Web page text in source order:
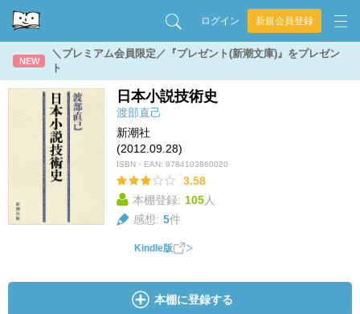
ログイン 新規会員登録
NEW
＼プレミアム会員限定／『プレゼント(新潮文庫)』をプレゼン
ト
日本小説技術史
渡部直己
新潮社
(2012.09.28)
ISBN・EAN: 9784103860020
3.58
本棚登録: 105人
感想: 5件
Kindle版
本棚に登録する